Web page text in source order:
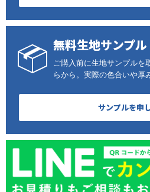
無料生地サンプル
ご購入前に生地サンプルを
らから。実際の色合いや厚
サンプルを申